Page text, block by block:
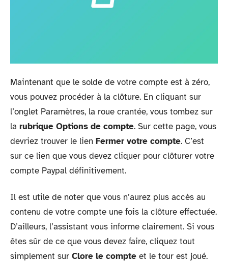
Maintenant que le solde de votre compte est à zéro,
vous pouvez procéder à la clôture. En cliquant sur
l’onglet Paramètres, la roue crantée, vous tombez sur
la rubrique Options de compte. Sur cette page, vous
devriez trouver le lien Fermer votre compte. C’est
sur ce lien que vous devez cliquer pour clôturer votre
compte Paypal définitivement.
Il est utile de noter que vous n’aurez plus accès au
contenu de votre compte une fois la clôture effectuée.
D’ailleurs, l’assistant vous informe clairement. Si vous
êtes sûr de ce que vous devez faire, cliquez tout
simplement sur Clore le compte et le tour est joué.